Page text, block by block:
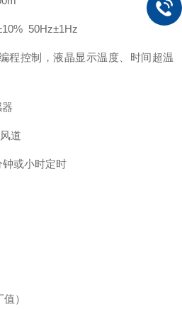
50Hz±1Hz
程控制，液晶显示温度、时间超温
道
钟或小时定时
值）